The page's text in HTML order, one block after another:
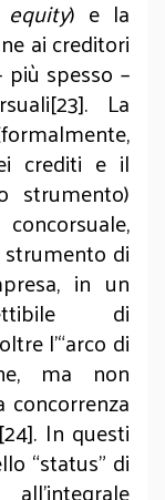
equity) e la
ai creditori
spesso –
La
crediti e il
strumento)
di
in un
di
l’“arco di
ma non
concorrenza
In questi
“status” di